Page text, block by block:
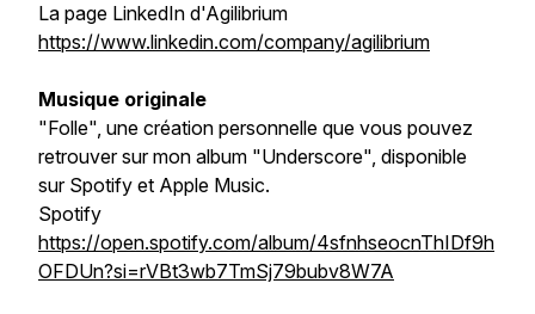
La page LinkedIn d'Agilibrium
https://www.linkedin.com/company/agilibrium
Musique originale
"Folle", une création personnelle que vous pouvez
retrouver sur mon album "Underscore", disponible
sur Spotify et Apple Music.
Spotify
https://open.spotify.com/album/4sfnhseocnThIDf9h
OFDUn?si=rVBt3wb7TmSj79bubv8W7A